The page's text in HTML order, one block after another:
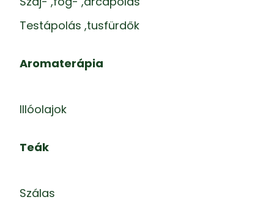
Testápolás ,tusfürdők
Aromaterápia
Illóolajok
Teák
Szálas